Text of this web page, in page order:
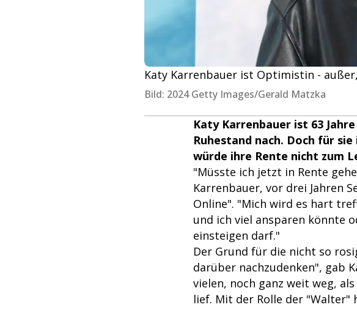
Katy Karrenbauer ist Optimistin -
Bild: 2024 Getty Images/Gerald Matzka
Katy Karrenbauer ist 63
Ruhestand nach. Doch für
würde ihre Rente nicht zum
"Müsste ich jetzt in Rente
Karrenbauer, vor drei Jahren
Online". "Mich wird es hart
und ich viel ansparen könnte
einsteigen darf."
Der Grund für die nicht so
darüber nachzudenken", gab
vielen, noch ganz weit weg,
lief. Mit der Rolle der